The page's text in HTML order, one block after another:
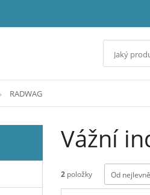
RADWAG
Vážní
2 položky Od